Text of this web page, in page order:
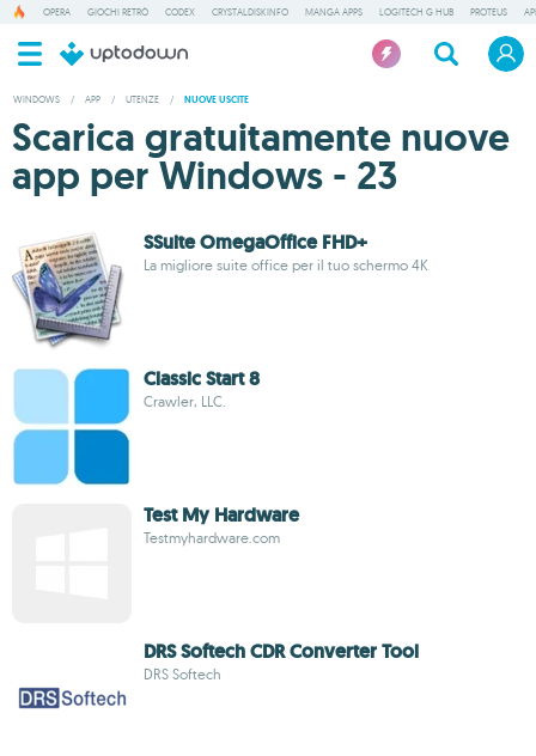
OPERA GIOCHI RETRÒ CODEX CRYSTALDISKINFO MANGA APPS LOGITECH G HUB PROTEUS
WINDOWS / APP / UTENZE / NUOVE USCITE
Scarica gratuitamente nuove
app per Windows - 23
SSuite OmegaOffice FHD+
La migliore suite office per il tuo schermo 4K
Classic Start 8
Crawler, LLC.
Test My Hardware
Testmyhardware.com
DRS Softech CDR Converter Tool
DRS Softech